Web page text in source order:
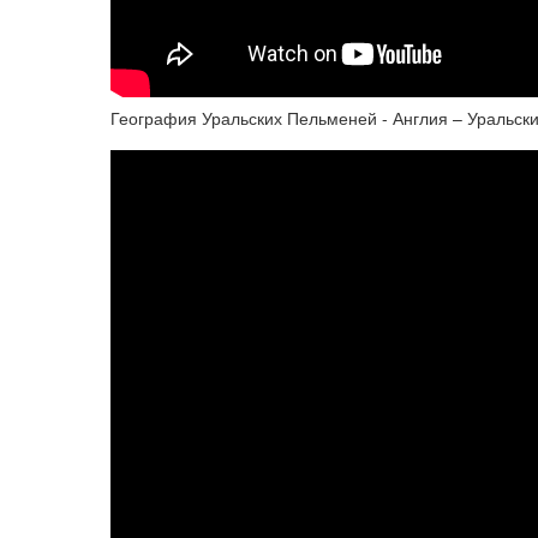
География Уральских Пельменей - Англия –